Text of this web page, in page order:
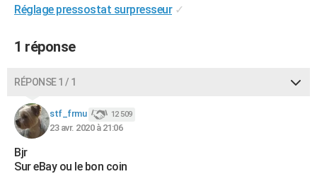
BONS PLANS
CARTE DE VOEUX
COPAINS D'AVANT
S'inscrire
Se connecter
Lycées
Collèges
Primaires
Universités
Entreprises
Service militaire
Avis de recherche
AVIS DE DÉCÈS
Réglage pressostat surpresseur ✓
1 réponse
RÉPONSE 1 / 1
stf_frmu 12 509
23 avr. 2020 à 21:06
Bjr
Sur eBay ou le bon coin